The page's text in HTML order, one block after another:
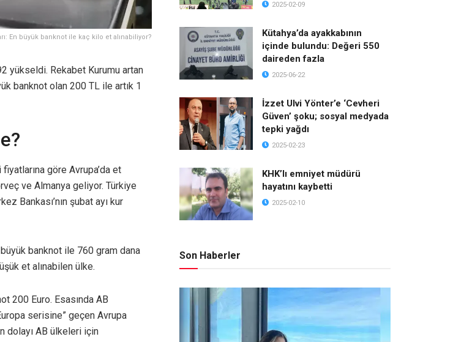
En büyük banknot ile kaç kilo et alınabiliyor?
yükseldi. Rekabet Kurumu artan
banknot olan 200 TL ile artık 1
göre Avrupa’da et
ve Almanya geliyor. Türkiye
Bankası’nın şubat ayı kur
banknot ile 760 gram dana
et alınabilen ülke.
200 Euro. Esasında AB
serisine” geçen Avrupa
dolayı AB ülkeleri için
2025-02-09
Kütahya’da ayakkabının
içinde bulundu: Değeri 550
daireden fazla
2025-06-22
İzzet Ulvi Yönter’e ‘Cevheri
Güven’ şoku; sosyal medyada
tepki yağdı
2025-02-23
KHK’lı emniyet müdürü
hayatını kaybetti
2025-02-10
Son Haberler